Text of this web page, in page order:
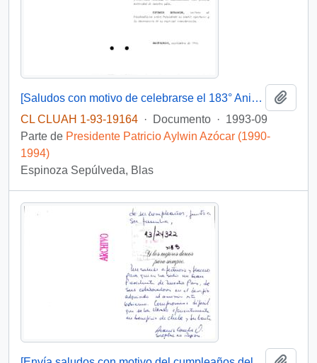
[Saludos con motivo de celebrarse el 183° Aniversario de la Independencia Nacional]
CL CLUAH 1-93-19164 · Documento · 1993-09
Parte de Presidente Patricio Aylwin Azócar (1990-
1994)
Espinoza Sepúlveda, Blas